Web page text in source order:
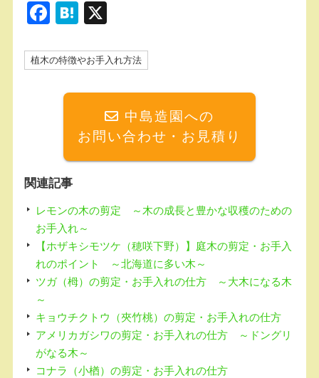
F
c
k
H
e
植木の特徴やお手入れ方法
中島造園への
お問い合わせ・お見積り
関連記事
レモンの木の剪定 ～木の成長と豊かな収穫のための
お手入れ～
【ホザキシモツケ（穂咲下野）】庭木の剪定・お手入
れのポイント ～北海道に多い木～
ツガ（栂）の剪定・お手入れの仕方 ～大木になる木
～
キョウチクトウ（夾竹桃）の剪定・お手入れの仕方
アメリカガシワの剪定・お手入れの仕方 ～ドングリ
がなる木～
コナラ（小楢）の剪定・お手入れの仕方